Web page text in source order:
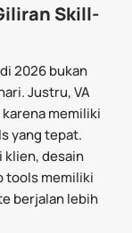
Skill-
2026 bukan
Justru, VA
memiliki
yang tepat.
klien, desain
tools memiliki
berjalan lebih